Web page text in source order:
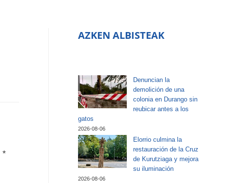
*
AZKEN ALBISTEAK
Denuncian la
demolición de una
colonia en Durango sin
reubicar antes a los
gatos
2026-08-06
Elorrio culmina la
restauración de la Cruz
de Kurutziaga y mejora
su iluminación
2026-08-06